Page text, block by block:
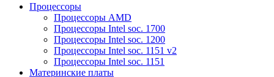
Процессоры
Процессоры AMD
Процессоры Intel soc. 1700
Процессоры Intel soc. 1200
Процессоры Intel soc. 1151 v2
Процессоры Intel soc. 1151
Материнские платы